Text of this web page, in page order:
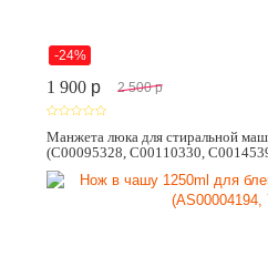
-24%
1 900 p 2 500 p
Манжета люка для стиральной
(C00095328, C00110330,